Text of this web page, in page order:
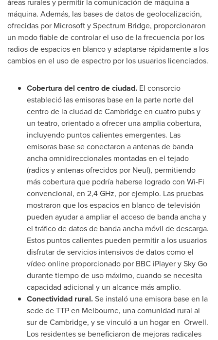
máquina. Además, las bases de datos de geolocalización,
ofrecidas por Microsoft y Spectrum Bridge, proporcionaron
un modo fiable de controlar el uso de la frecuencia por los
radios de espacios en blanco y adaptarse rápidamente a los
cambios en el uso de espectro por los usuarios licenciados.
Cobertura del centro de ciudad. El consorcio
estableció las emisoras base en la parte norte del
centro de la ciudad de Cambridge en cuatro pubs y
un teatro, orientado a ofrecer una amplia cobertura,
incluyendo puntos calientes emergentes. Las
emisoras base se conectaron a antenas de banda
ancha omnidireccionales montadas en el tejado
(radios y antenas ofrecidos por Neul), permitiendo
más cobertura que podría haberse logrado con Wi-Fi
convencional, en 2,4 GHz, por ejemplo. Las pruebas
mostraron que los espacios en blanco de televisión
pueden ayudar a ampliar el acceso de banda ancha y
el tráfico de datos de banda ancha móvil de descarga.
Estos puntos calientes pueden permitir a los usuarios
disfrutar de servicios intensivos de datos como el
vídeo online proporcionado por BBC iPlayer y Sky Go
durante tiempo de uso máximo, cuando se necesita
capacidad adicional y un alcance más amplio.
Conectividad rural.Se instaló una emisora base en la
sede de TTP en Melbourne, una comunidad rural al
sur de Cambridge, y se vinculó a un hogar en Orwell.
Los residentes se beneficiaron de mejoras radicales